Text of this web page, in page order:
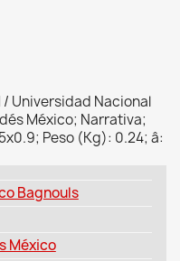
/ Universidad Nacional
México; Narrativa;
Peso (Kg): 0.24; â:
Bagnouls
México